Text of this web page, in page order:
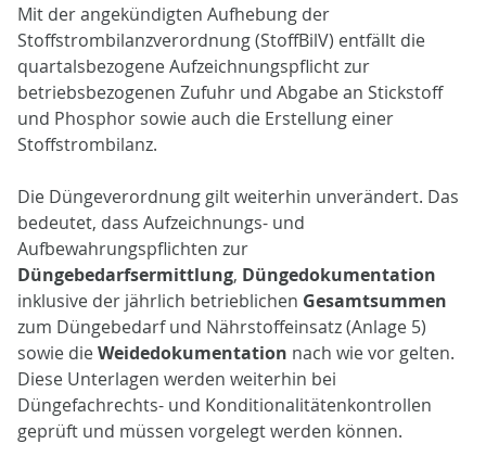
Mit der angekündigten Aufhebung der
Stoffstrombilanzverordnung (StoffBilV) entfällt die
quartalsbezogene Aufzeichnungspflicht zur
betriebsbezogenen Zufuhr und Abgabe an Stickstoff
und Phosphor sowie auch die Erstellung einer
Stoffstrombilanz.
Die Düngeverordnung gilt weiterhin unverändert. Das
bedeutet, dass Aufzeichnungs- und
Aufbewahrungspflichten zur
Düngebedarfsermittlung, Düngedokumentation
inklusive der jährlich betrieblichen Gesamtsummen
zum Düngebedarf und Nährstoffeinsatz (Anlage 5)
sowie dieWeidedokumentation nach wie vor gelten.
Diese Unterlagen werden weiterhin bei
Düngefachrechts- und Konditionalitätenkontrollen
geprüft und müssen vorgelegt werden können.